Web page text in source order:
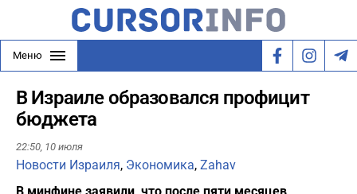
Меню
В Израиле образовался профицит
бюджета
22:50, 10 июля
Новости Израиля, Экономика, Zahav